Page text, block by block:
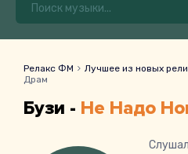
Релакс ФМ Лучшее из новых
Драм
Бузи - Не Надо